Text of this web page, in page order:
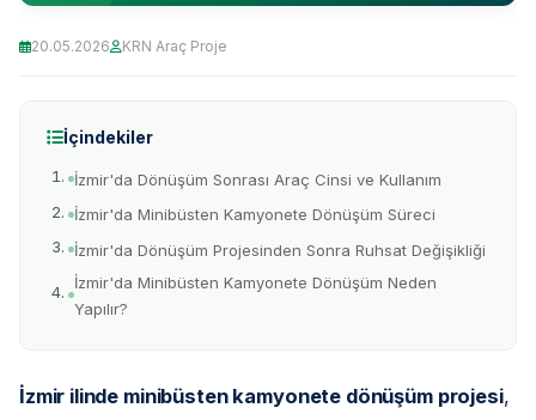
20.05.2026 KRN Araç Proje
İçindekiler
İzmir'da Dönüşüm Sonrası Araç Cinsi ve Kullanım
İzmir'da Minibüsten Kamyonete Dönüşüm Süreci
İzmir'da Dönüşüm Projesinden Sonra Ruhsat Değişikliği
İzmir'da Minibüsten Kamyonete Dönüşüm Neden
Yapılır?
İzmir ilinde minibüsten kamyonete dönüşüm projesi,